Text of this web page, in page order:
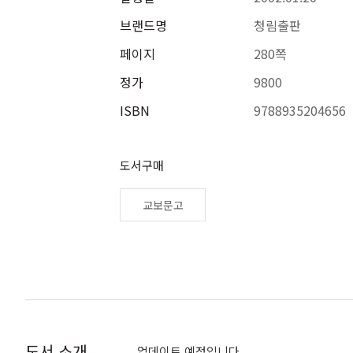
브랜드명
페이지
정가
ISBN
청림출판
280쪽
9800
9788935204656
도서구매
교보문고